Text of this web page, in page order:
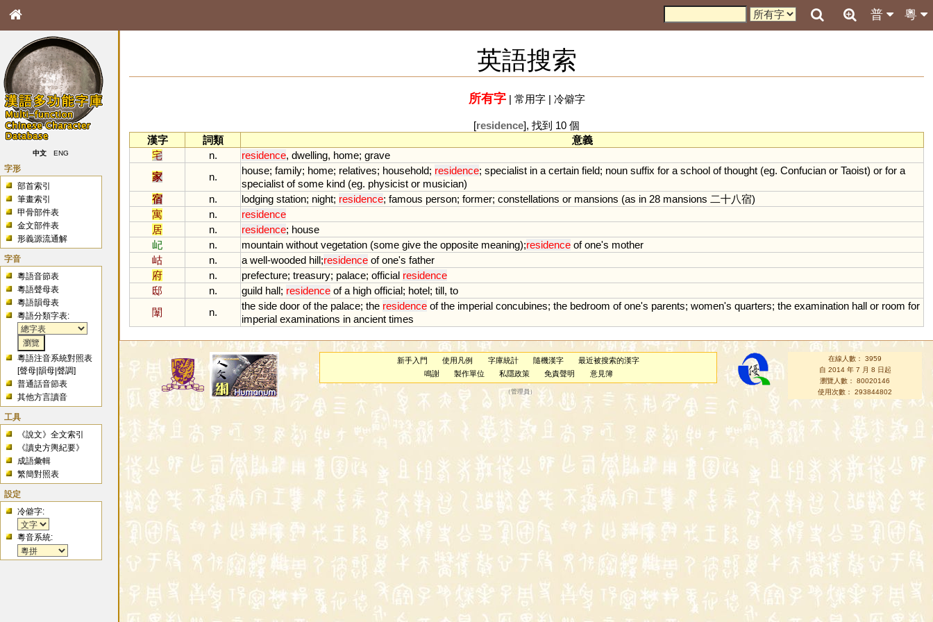
粵
普
中文 ENG
字形
部首索引
筆畫索引
甲骨部件表
金文部件表
形義源流通解
字音
粵語音節表
粵語聲母表
粵語韻母表
粵語分類字表:
粵語注音系統對照表
[聲母 |韻母 |聲調]
普通話音節表
其他方言讀音
工具
《說文》全文索引
《讀史方輿紀要》
成語彙輯
繁簡對照表
設定
冷僻字:
粵音系統:
英語搜索
所有字| 常用字| 冷僻字
[residence], 找到 10 個
漢字
詞類
意義
宅
n. residence, dwelling, home; grave
家
n.
house; family; home; relatives; household; residence; specialist in a certain field; noun suffix for a school of thought (eg. Confucian or Taoist) or for a
specialist of some kind (eg. physicist or musician)
宿
n. lodging station; night; residence; famous person; former; constellations or mansions (as in 28 mansions 二十八宿)
寓
n.
residence
居
n. residence; house
屺
n. mountain without vegetation (some give the opposite meaning);residence of one's mother
岵
n. a well-wooded hill;residence of one's father
府
n. prefecture; treasury; palace; official residence
邸
n. guild hall; residence of a high official; hotel; till, to
闈
n.
the side door of the palace; the residence of the imperial concubines; the bedroom of one's parents; women's quarters; the examination hall or room for
imperial examinations in ancient times
新手入門 使用凡例 字庫統計 隨機漢字
最近被搜索的漢字
鳴謝
製作單位 私隱政策 免責聲明 意見簿
（管理員）
在線人數： 3959
自 2014 年 7 月 8 日起
瀏覽人數： 80020146
使用次數： 293844802